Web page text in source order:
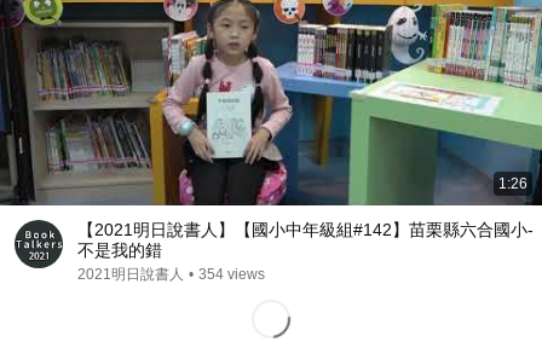
1:26
【2021明日說書人】【國小中年級組#142】苗栗縣六合國小-
不是我的錯
2021明日說書人 • 354 views